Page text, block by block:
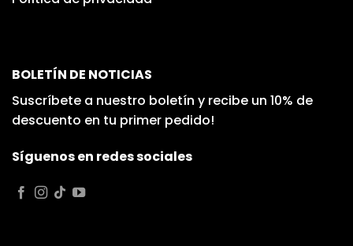
BOLETÍN DE NOTICIAS
Suscríbete a nuestro boletín y recibe un 10% de
descuento en tu primer pedido!
Síguenos en redes sociales